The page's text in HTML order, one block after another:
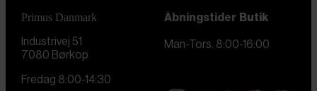
Primus Danmark
Industrivej 51
7080 Børkop
Åbningstider Butik
Man-Tors. 8:00-16:00
Fredag 8:00-14:30